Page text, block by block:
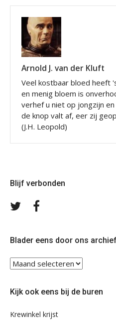
Arnold J. van der Kluft
Veel kostbaar bloed heeft
en menig bloem is
verhef u niet op jongzijn en
de knop valt af, eer zij
(J.H. Leopold)
Blijf verbonden
Volg
Blader eens door ons archief
Blader
eens
ons
Kijk ook eens bij de buren
Krewinkel krijst